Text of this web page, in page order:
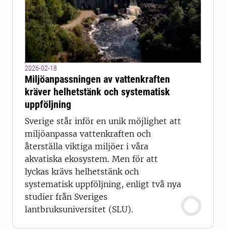
2026-02-18
Miljöanpassningen av vattenkraften
kräver helhetstänk och systematisk
uppföljning
Sverige står inför en unik möjlighet att
miljöanpassa vattenkraften och
återställa viktiga miljöer i våra
akvatiska ekosystem. Men för att
lyckas krävs helhetstänk och
systematisk uppföljning, enligt två nya
studier från Sveriges
lantbruksuniversitet (SLU).